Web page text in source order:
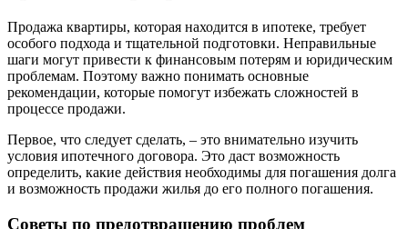
Продажа квартиры, которая находится в ипотеке, требует
особого подхода и тщательной подготовки. Неправильные
шаги могут привести к финансовым потерям и юридическим
проблемам. Поэтому важно понимать основные
рекомендации, которые помогут избежать сложностей в
процессе продажи.
Первое, что следует сделать, – это внимательно изучить
условия ипотечного договора. Это даст возможность
определить, какие действия необходимы для погашения долга
и возможность продажи жилья до его полного погашения.
Советы по предотвращению проблем